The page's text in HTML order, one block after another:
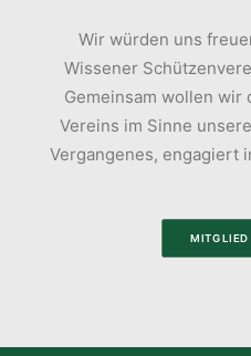
Wir würden uns
Wissener
Gemeinsam wollen wir
Vereins im Sinne
Vergangenes, engagiert
MITGLIED